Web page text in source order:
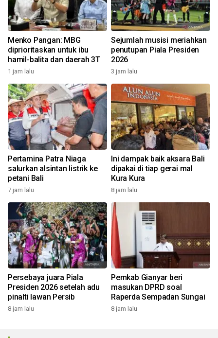
Menko Pangan: MBG
diprioritaskan untuk ibu
hamil-balita dan daerah 3T
1 jam lalu
Sejumlah musisi meriahkan
penutupan Piala Presiden
2026
3 jam lalu
Pertamina Patra Niaga
salurkan alsintan listrik ke
petani Bali
7 jam lalu
Ini dampak baik aksara Bali
dipakai di tiap gerai mal
Kura Kura
8 jam lalu
Persebaya juara Piala
Presiden 2026 setelah adu
pinalti lawan Persib
8 jam lalu
Pemkab Gianyar beri
masukan DPRD soal
Raperda Sempadan Sungai
8 jam lalu